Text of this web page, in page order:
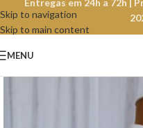
Skip to navigation
Skip to main content
Entregas em 24h a 72h |
MENU